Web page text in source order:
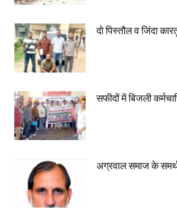
दो पिस्तौल व जिंदा
सफीदों में बिजली
अग्रवाल समाज के